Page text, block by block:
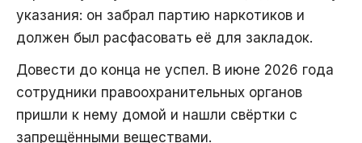
указания: он забрал партию наркотиков и
должен был расфасовать её для закладок.
Довести до конца не успел. В июне 2026 года
сотрудники правоохранительных органов
пришли к нему домой и нашли свёртки с
запрещёнными веществами.